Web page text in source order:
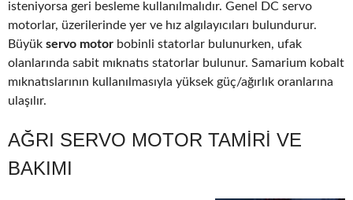
isteniyorsa geri besleme kullanılmalıdır. Genel DC servo
motorlar, üzerilerinde yer ve hız algılayıcıları bulundurur.
Büyük servo motor bobinli statorlar bulunurken, ufak
olanlarında sabit mıknatıs statorlar bulunur. Samarium kobalt
mıknatıslarının kullanılmasıyla yüksek güç/ağırlık oranlarına
ulaşılır.
AĞRI SERVO MOTOR TAMIRI VE
BAKIMI